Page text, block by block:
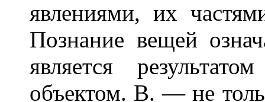
явлениями, их
Познание вещей
является
объектом. В. — не